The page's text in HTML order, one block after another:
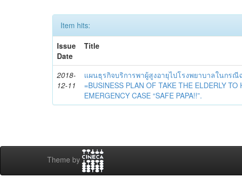
Item hits:
Issue
Date
Title
2018-
12-11
แผนธุรกิจบริการพาผู้สูงอายุไปโรงพยาบาลในกรณี
=BUSINESS PLAN OF TAKE THE ELDERLY TO
EMERGENCY CASE “SAFE PAPA!!”.
Theme by